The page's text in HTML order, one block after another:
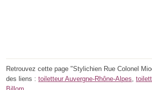
Retrouvez cette page "Stylichien Rue Colonel
des liens : toiletteur Auvergne-Rhône-Alpes,